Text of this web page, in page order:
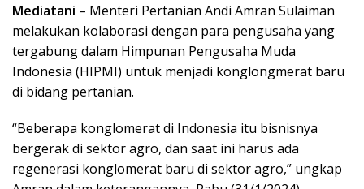
Mediatani – Menteri Pertanian Andi Amran Sulaiman
melakukan kolaborasi dengan para pengusaha yang
tergabung dalam Himpunan Pengusaha Muda
Indonesia (HIPMI) untuk menjadi konglongmerat baru
di bidang pertanian.
“Beberapa konglomerat di Indonesia itu bisnisnya
bergerak di sektor agro, dan saat ini harus ada
regenerasi konglomerat baru di sektor agro,” ungkap